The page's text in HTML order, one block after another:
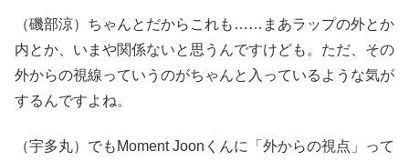
（磯部涼）ちゃんとだからこれも……まあラップの外とか
内とか、いまや関係ないと思うんですけども。ただ、その
外からの視線っていうのがちゃんと入っているような気が
するんですよね。
（宇多丸）でもMoment Joonくんに「外からの視点」って